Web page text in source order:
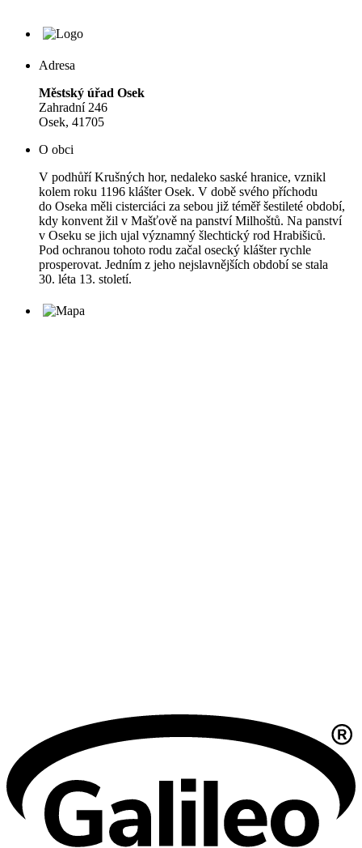
Adresa
Městský úřad Osek
Zahradní 246
Osek, 41705
O obci
V podhůří Krušných hor, nedaleko saské hranice, vznikl
kolem roku 1196 klášter Osek. V době svého příchodu
do Oseka měli cisterciáci za sebou již téměř šestileté období,
kdy konvent žil v Mašťově na panství Milhoštů. Na panství
v Oseku se jich ujal významný šlechtický rod Hrabišiců.
Pod ochranou tohoto rodu začal osecký klášter rychle
prosperovat. Jedním z jeho nejslavnějších období se stala
30. léta 13. století.